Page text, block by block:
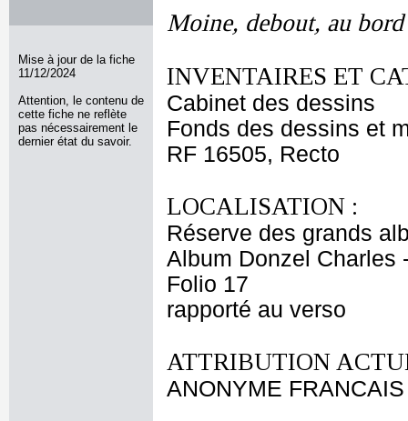
Mise à jour de la fiche
11/12/2024
Attention, le contenu de
cette fiche ne reflète
pas nécessairement le
dernier état du savoir.
Moine, debout, au
INVENTAIRES ET
Cabinet des dessins
Fonds des dessins et
RF 16505, Recto
LOCALISATION :
Réserve des grands
Album Donzel Charles
Folio 17
rapporté au verso
ATTRIBUTION
ANONYME